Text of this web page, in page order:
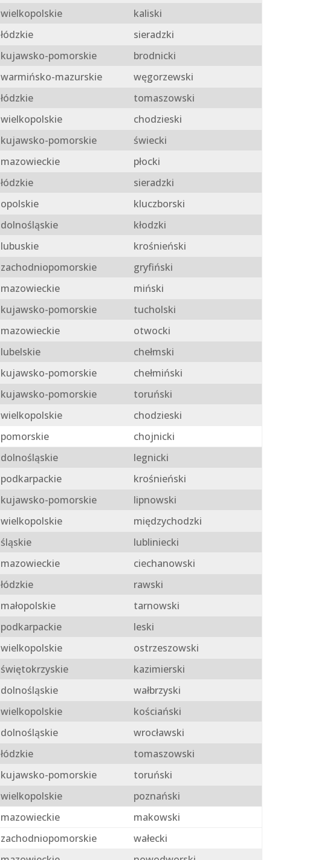
wielkopolskie
kaliski
łódzkie
sieradzki
kujawsko-pomorskie
brodnicki
warmińsko-mazurskie
węgorzewski
łódzkie
tomaszowski
wielkopolskie
chodzieski
kujawsko-pomorskie
świecki
mazowieckie
płocki
łódzkie
sieradzki
opolskie
kluczborski
dolnośląskie
kłodzki
lubuskie
krośnieński
zachodniopomorskie
gryfiński
mazowieckie
miński
kujawsko-pomorskie
tucholski
mazowieckie
otwocki
lubelskie
chełmski
kujawsko-pomorskie
chełmiński
kujawsko-pomorskie
toruński
wielkopolskie
chodzieski
pomorskie
chojnicki
dolnośląskie
legnicki
podkarpackie
krośnieński
kujawsko-pomorskie
lipnowski
wielkopolskie
międzychodzki
śląskie
lubliniecki
mazowieckie
ciechanowski
łódzkie
rawski
małopolskie
tarnowski
podkarpackie
leski
wielkopolskie
ostrzeszowski
świętokrzyskie
kazimierski
dolnośląskie
wałbrzyski
wielkopolskie
kościański
dolnośląskie
wrocławski
łódzkie
tomaszowski
kujawsko-pomorskie
toruński
wielkopolskie
poznański
mazowieckie
makowski
zachodniopomorskie
wałecki